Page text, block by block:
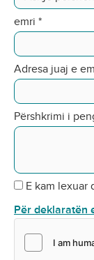
emri *
Adresa juaj e
Përshkrimi i
E kam lexuar
Për deklaratën